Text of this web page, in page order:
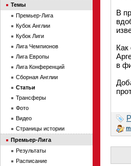
В
Как
в
Темы
Премьер-Лига
Кубок Англии
Кубок Лиги
Лига Чемпионов
Лига Европы
Лига Конференций
Сборная Англии
Статьи
Трансферы
Фото
Видео
Страницы истории
Премьер-Лига
Результаты
Расписание